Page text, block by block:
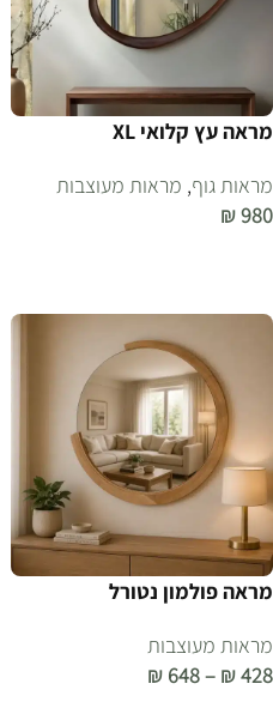
מראה עץ קלואי XL
מראות גוף, מראות מעוצבות
₪980
מראה פולמון נטורל
מראות מעוצבות
₪428
–
₪ 648